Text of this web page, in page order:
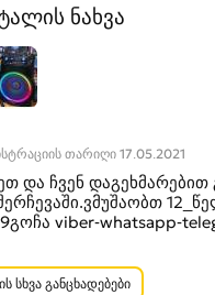
ნახვა
თარიღი 17.05.2021
და ჩვენ დაგეხმარებით
viber-whatsapp-
განცხადებები